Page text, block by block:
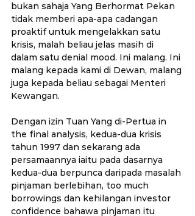
bukan sahaja Yang Berhormat Pekan
tidak memberi apa-apa cadangan
proaktif untuk mengelakkan satu
krisis, malah beliau jelas masih di
dalam satu denial mood. Ini malang. Ini
malang kepada kami di Dewan, malang
juga kepada beliau sebagai Menteri
Kewangan.
Dengan izin Tuan Yang di-Pertua in
the final analysis, kedua-dua krisis
tahun 1997 dan sekarang ada
persamaannya iaitu pada dasarnya
kedua-dua berpunca daripada masalah
pinjaman berlebihan, too much
borrowings dan kehilangan investor
confidence bahawa pinjaman itu